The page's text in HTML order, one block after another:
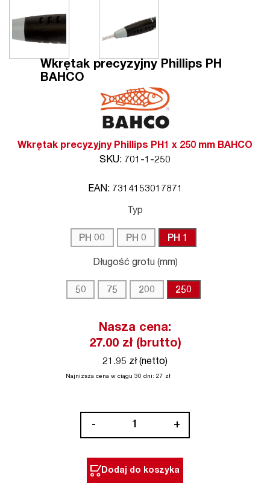
Wkrętak precyzyjny Phillips PH
BAHCO
Wkrętak precyzyjny Phillips PH1 x 250 mm BAHCO
SKU: 701-1-250
EAN: 7314153017871
Typ
PH 00 PH 0 PH 1
Długość grotu (mm)
50 75 200 250
Nasza cena:
27.00zł (brutto)
21.95 zł (netto)
Najniższa cena w ciągu 30 dni: 27 zł
-
Phillips
PH
+
Dodaj do koszyka